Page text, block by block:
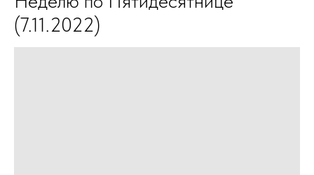
(7.11.2022)